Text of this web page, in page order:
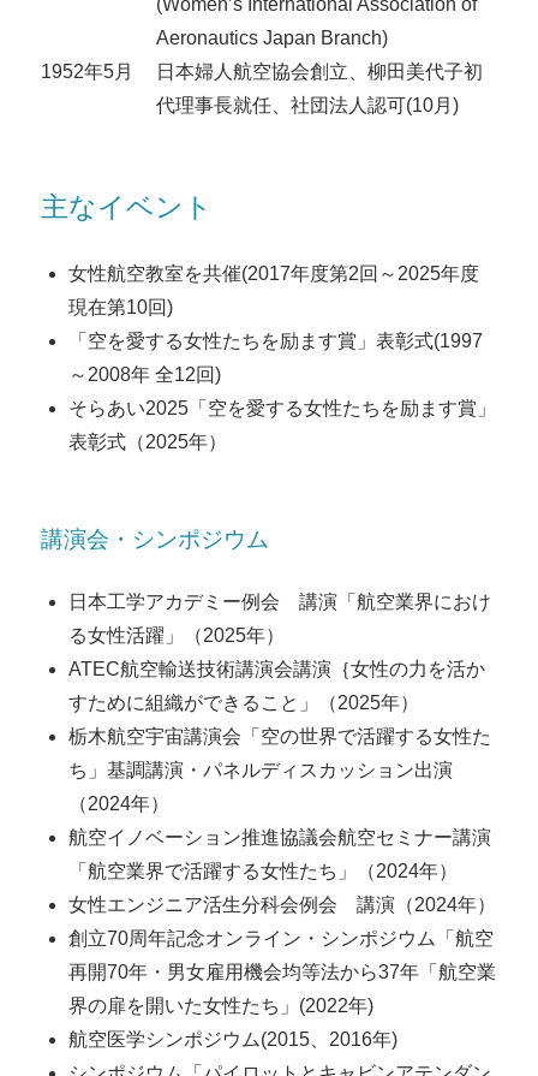
(Women’s International Association of
Aeronautics Japan Branch)
1952年5月
日本婦人航空協会創立、柳田美代子初
代理事長就任、社団法人認可(10月)
主なイベント
女性航空教室を共催(2017年度第2回～2025年度
現在第10回)
「空を愛する女性たちを励ます賞」表彰式(1997
～2008年 全12回)
そらあい2025「空を愛する女性たちを励ます賞」
表彰式（2025年）
講演会・シンポジウム
日本工学アカデミー例会 講演「航空業界におけ
る女性活躍」（2025年）
ATEC航空輸送技術講演会講演｛女性の力を活か
すために組織ができること」（2025年）
栃木航空宇宙講演会「空の世界で活躍する女性た
ち」基調講演・パネルディスカッション出演
（2024年）
航空イノベーション推進協議会航空セミナー講演
「航空業界で活躍する女性たち」（2024年）
女性エンジニア活生分科会例会 講演（2024年）
創立70周年記念オンライン・シンポジウム「航空
再開70年・男女雇用機会均等法から37年「航空業
界の扉を開いた女性たち」(2022年)
航空医学シンポジウム(2015、2016年)